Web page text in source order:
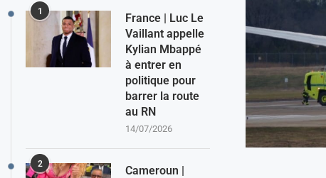
1
France | Luc Le
Vaillant appelle
Kylian Mbappé
à entrer en
politique pour
barrer la route
au RN
14/07/2026
2
Cameroun |